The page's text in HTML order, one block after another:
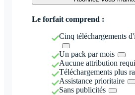
Le forfait comprend :
Cinq téléchargements
Un pack par mois
Aucune attribution
Téléchargements plus
Assistance prioritaire
Sans publicités